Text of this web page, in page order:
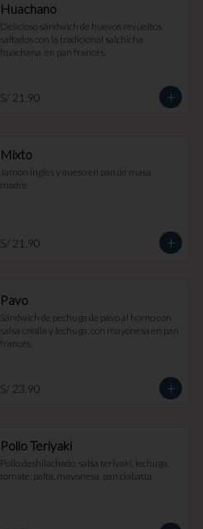
Huachano
Delicioso sándwich de huevos revueltos
saltados con la tradicional salchicha
huachana  en pan francés.
S/ 21.90
Mixto
Jamón inglés y queso en pan de masa
madre.
S/ 21.90
Pavo
Sándwich de pechuga de pavo al horno con
salsa criolla y lechuga, con mayonesa en pan
francés.
S/ 23.90
Pollo Teriyaki
Pollo deshilachado, salsa teriyaki, lechuga,
tomate, palta, mayonesa, pan ciabatta